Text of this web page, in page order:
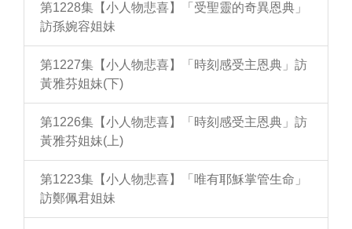
第1228集【小人物悲喜】「受聖靈的奇異恩典」
訪孫婉容姐妹
第1227集【小人物悲喜】「時刻感受主恩典」訪
黃雅芬姐妹(下)
第1226集【小人物悲喜】「時刻感受主恩典」訪
黃雅芬姐妹(上)
第1223集【小人物悲喜】「唯有耶穌掌管生命」
訪鄭佩君姐妹